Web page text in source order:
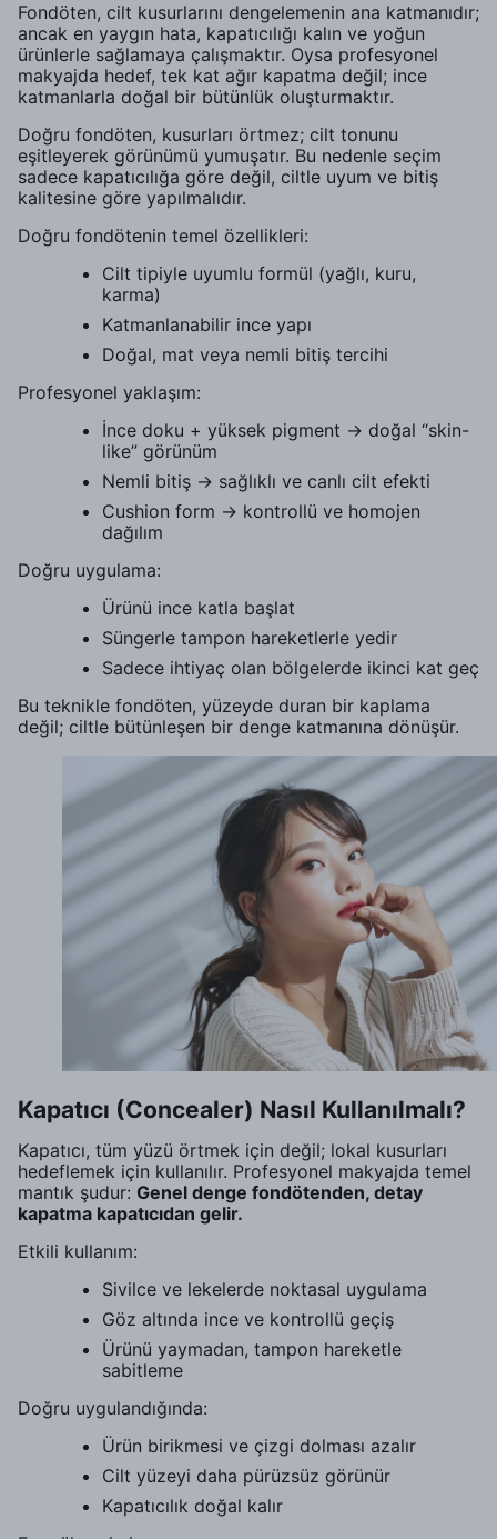
Fondöten, cilt kusurlarını dengelemenin ana katmanıdır;
ancak en yaygın hata, kapatıcılığı kalın ve yoğun
ürünlerle sağlamaya çalışmaktır. Oysa profesyonel
makyajda hedef, tek kat ağır kapatma değil; ince
katmanlarla doğal bir bütünlük oluşturmaktır.
Doğru fondöten, kusurları örtmez; cilt tonunu
eşitleyerek görünümü yumuşatır. Bu nedenle seçim
sadece kapatıcılığa göre değil, ciltle uyum ve bitiş
kalitesine göre yapılmalıdır.
Doğru fondötenin temel özellikleri:
Cilt tipiyle uyumlu formül (yağlı, kuru,
karma)
Katmanlanabilir ince yapı
Doğal, mat veya nemli bitiş tercihi
Profesyonel yaklaşım:
İnce doku + yüksek pigment → doğal “skin-
like” görünüm
Nemli bitiş → sağlıklı ve canlı cilt efekti
Cushion form → kontrollü ve homojen
dağılım
Doğru uygulama:
Ürünü ince katla başlat
Süngerle tampon hareketlerle yedir
Sadece ihtiyaç olan bölgelerde ikinci kat geç
Bu teknikle fondöten, yüzeyde duran bir kaplama
değil; ciltle bütünleşen bir denge katmanına dönüşür.
Kapatıcı (Concealer) Nasıl Kullanılmalı?
Kapatıcı, tüm yüzü örtmek için değil; lokal kusurları
hedeflemek için kullanılır. Profesyonel makyajda temel
mantık şudur: Genel denge fondötenden, detay
kapatma kapatıcıdan gelir.
Etkili kullanım:
Sivilce ve lekelerde noktasal uygulama
Göz altında ince ve kontrollü geçiş
Ürünü yaymadan, tampon hareketle
sabitleme
Doğru uygulandığında:
Ürün birikmesi ve çizgi dolması azalır
Cilt yüzeyi daha pürüzsüz görünür
Kapatıcılık doğal kalır